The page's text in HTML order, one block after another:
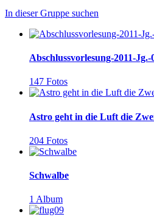
In dieser Gruppe suchen
Abschlussvorlesung-2011-Jg.-
147 Fotos
Astro geht in die Luft die
204 Fotos
Schwalbe
1 Album